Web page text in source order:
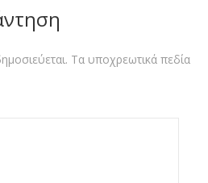
Τα υποχρεωτικά πεδία